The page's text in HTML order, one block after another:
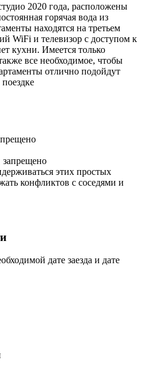
2020 года, расположены
горячая вода из
находятся на третьем
WiFi и телевизор с доступом к
кухни. Имеется только
все необходимое, чтобы
отлично подойдут
этих простых
конфликтов с соседями и
дате заезда и дате